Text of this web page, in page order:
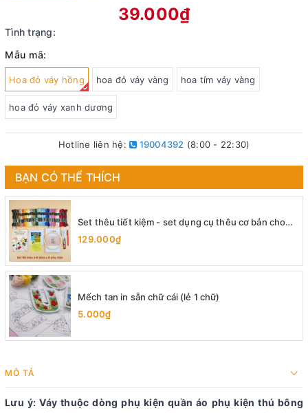
39.000₫
Tình trạng:
Mẫu mã:
Hoa đỏ váy hồng hoa đỏ váy vàng hoa tím váy vàng
hoa đỏ váy xanh dương
Hotline liên hệ: 19004392 (8:00 - 22:30)
BẠN CÓ THỂ THÍCH
Set thêu tiết kiệm - set dụng cụ thêu cơ bản cho
người mới bắt đầu
129.000₫
Mếch tan in sẵn chữ cái (lẻ 1 chữ)
5.000₫
MÔ TẢ
Lưu ý: Váy thuộc dòng phụ kiện quần áo phụ kiện thú bông